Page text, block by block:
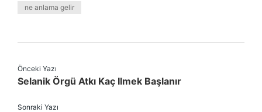
ne anlama gelir
Önceki Yazı
Selanik Örgü Atkı Kaç Ilmek Başlanır
Sonraki Yazı